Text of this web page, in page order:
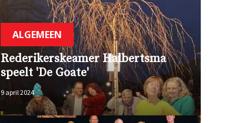
ALGEMEEN
Rederikerskeamer Halbertsma
speelt 'De Goate'
9 april 2024